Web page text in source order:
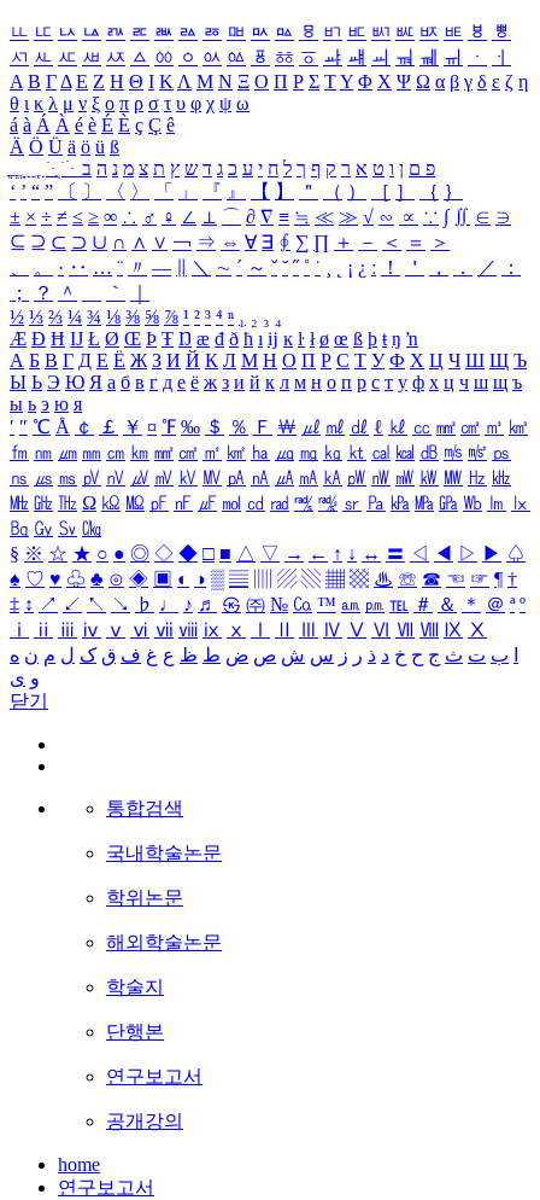
ㅥ ㅦ ㅧ ㅨ ㅩ ㅪ ㅫ ㅬ ㅭ ㅮ ㅯ ㅰ ㅱ ㅲ ㅳ ㅴ ㅵ ㅶ ㅷ ㅸ
ㅹ
ㅺ ㅻ ㅼ ㅽ ㅾ ㅿ ㆀ ㆁ ㆂ ㆃ ㆄ ㆅ ㆆ ㆇ ㆈ ㆉ ㆊ ㆋ ㆌ ㆍ
ㆎ
Α Β ΓΔ Ε Ζ Η Θ Ι ΚΛ Μ Ν Ξ Ο Π Ρ Σ ΤΥ Φ Χ Ψ Ω α β γ δ ε ζ η
θ ι κ λ μ ν ξ ο π ρ σ τ υ φ χ ψ ω
á à Á À é è É È ç Ç ê
Ä Ö Ü ä ö ü ß
ִֶֹ ֻּ ׁׂ פ ם ן ו ט א ר ק ף ך ל ח י ע כ ג ד ש ץ ת צ מ נ ה ב
‘ ’ “ ” 〔 〕 〈 〉 「 」 『 』 【 】 ＂ （ ） ［ ］ ｛ ｝
± × ÷ ≠ ≤ ≥ ∞ ∴ ♂ ♀ ∠ ⊥ ⌒ ∂ ∇ ≡ ≒ ≪ ≫ √ ∽ ∝ ∵ ∫ ∬ ∈ ∋
⊆ ⊇ ⊂ ⊃ ∪ ∩ ∧ ∨ ￢ ⇒ ⇔ ∀ ∃ ∮ ∑ ∏ ＋ － ＜ ＝
＞
、
。 · ‥ … ¨ 〃 ― ＼ ∼ ´ ～ ˇ ˘ ˝ ˚ ˙ ¸ ¡ ¿ ː ！ ＇ ， ． ／
：
；
？ ＾ ｀
½ ⅓ ⅔ ¼ ¾ ⅛ ⅜ ⅝ ⅞ ¹ ² ³ ⁴ ⁿ ₁ ₂ ₃ ₄
Æ Ð Ħ Ĳ Ł Ø Œ Þ Ŧ Ŋ æ đ ð ħ ı ĳ ĸ ŀ ł ø œ ß þ ŧ ŋ ŉ
А Б В Г Д Е Ё Ж З И Й К Л М Н О П Р С Т У Ф Х Ц Ч Ш Щ Ъ
Ы Ь Э Ю Я а б в г д е ё ж з и й к л м н о п р с т у ф х ц ч ш щ ъ
ы ь э ю я
′ ″ ℃ Å ￠ ￡ ￥ ¤ ℉ ‰ ＄ ％ Ｆ ￦ ㎕ ㎖ ㎗ ℓ ㎘ ㏄ ㎣ ㎤ ㎥ ㎦
㎙ ㎚ ㎛ ㎜ ㎝ ㎞ ㎟ ㎠ ㎡ ㎢ ㏊ ㎍ ㎎ ㎏ ㏏ ㎈ ㎉ ㏈ ㎧ ㎨ ㎰
㎱ ㎲ ㎳ ㎴ ㎵ ㎶ ㎷ ㎸ ㎹ ㎀ ㎁ ㎂ ㎃ ㎄ ㎺ ㎻ ㎽ ㎾ ㎿ ㎐ ㎑
㎒ ㎓ ㎔ Ω ㏀ ㏁ ㎊ ㎋ ㎌ ㏖ ㏅ ㎭ ㎮ ㎯ ㏛ ㎩ ㎪ ㎫ ㎬ ㏝ ㏐
㏓
㏃ ㏉ ㏜ ㏆
§ ※ ☆ ★ ○ ● ◎ ◇ ◆ □ ■ △ ▽ → ← ↑ ↓ ↔ 〓 ◁ ◀ ▷ ▶ ♤
♠ ♡ ♥ ♧ ♣ ⊙ ◈ ▣ ◐ ◑ ▒ ▤ ▨ ▧ ▦ ▩ ♨ ☏ ☎ ☜ ☞ ¶ †
‡ ↕ ↗ ↙ ↖ ↘ ♭ ♩ ♪ ♬ ㉿ ㈜ № ㏇ ™ ㏂ ㏘ ℡ ＃ ＆ ＊ ＠ ª º
ⅰ
ⅱ ⅲ ⅳ ⅴ ⅵ ⅶ ⅷ ⅸ ⅹ Ⅳ Ⅴ Ⅵ Ⅶ Ⅷ Ⅸ Ⅹ
ب ت ث ج ح خ د ذ ر ز س ش ص ض ط ظ ع غ ف ق ک ل م ن ه
و ی
닫기
통합검색
국내학술논문
학위논문
해외학술논문
학술지
단행본
연구보고서
공개강의
home
연구보고서